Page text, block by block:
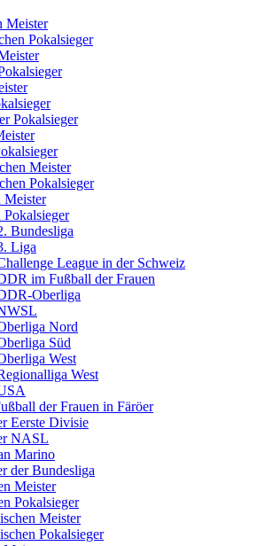
Meister
Pokalsieger
Pokalsieger
Meister
Pokalsieger
Meister
Pokalsieger
Bundesliga
Liga
League in der Schweiz
im Fußball der Frauen
Oberliga
Nord
Süd
West
West
der Frauen in Färöer
Eerste Divisie
NASL
Marino
der Bundesliga
Meister
Pokalsieger
Meister
Pokalsieger